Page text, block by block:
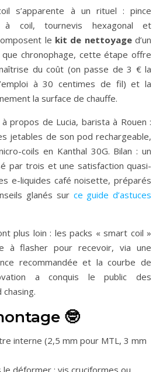
s’apparente à un rituel : pince
à coil, tournevis hexagonal et
le kit de nettoyaged’un
chronophage, cette étape offre
du coût (on passe de 3 € la
à 30 centimes de fil) et la
la surface de chauffe.
propos de Lucia, barista à Rouen :
jetables de son pod rechargeable,
coils en Kanthal 30G. Bilan : un
par trois et une satisfaction quasi-
e-liquides café noisette, préparés
glanés sur ce guide d’astuces
plus loin : les packs « smart coil »
à flasher pour recevoir, via une
recommandée et la courbe de
a conquis le public des
🤓
interne (2,5 mm pour MTL, 3 mm
le déformer : vis cruciformes ou